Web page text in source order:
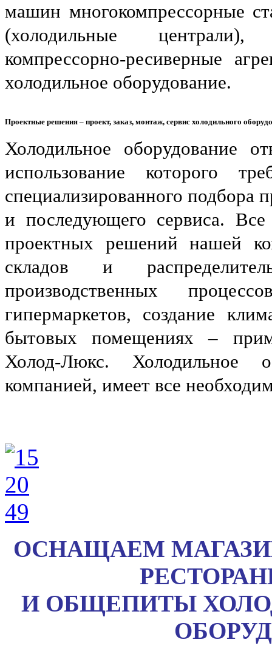
машин многокомпрессорные
(холодильные централи),
компрессорно-ресиверные
холодильное оборудование.
Проектные решения – проект, заказ, монтаж, сервис холодильного
Холодильное оборудование
использование которого
специализированного подбора
и последующего сервиса.
проектных решений нашей
складов и
производственных
гипермаркетов, создание
бытовых помещениях –
Холод-Люкс. Холодильное
компанией, имеет все
ОСНАЩАЕМ
И ОБЩЕПИТЫ